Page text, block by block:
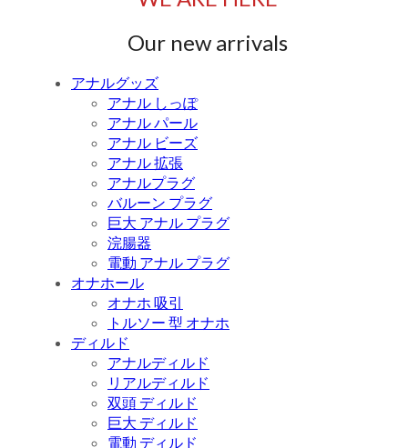
Our new arrivals
アナルグッズ
アナル しっぽ
アナル パール
アナル ビーズ
アナル 拡張
アナルプラグ
バルーン プラグ
巨大 アナル プラグ
浣腸器
電動 アナル プラグ
オナホール
オナホ 吸引
トルソー 型 オナホ
ディルド
アナルディルド
リアルディルド
双頭 ディルド
巨大 ディルド
電動 ディルド